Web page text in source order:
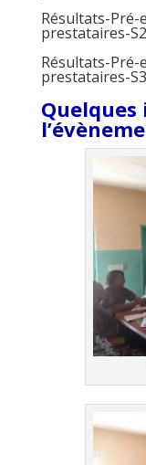
Résultats-
prestataires-
Résultats-
prestataires-
Quelques